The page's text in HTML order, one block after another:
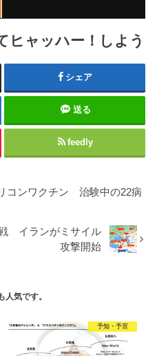
ヒャッハー！しよう
シェア
送る
feedly
コンワクチン 治験中の22病
イランがミサイル
攻撃開始
人気です。
予知・予言